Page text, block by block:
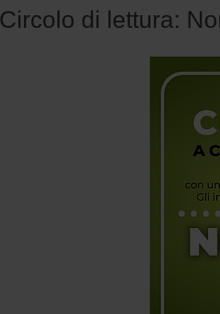
Circolo di lettura: